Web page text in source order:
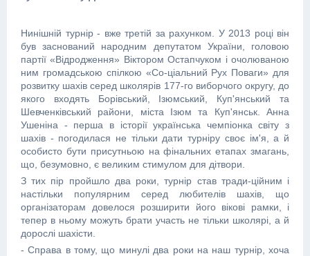
Нинішній турнір - вже третій за рахунком. У 2013 році він
був заснований народним депутатом України, головою
партії «Відродження» Віктором Остапчуком і очолюваною
ним громадською спілкою «Со-ціальний Рух Поваги» для
розвитку шахів серед школярів 177-го виборчого округу, до
якого входять Борівський, Ізюмський, Куп'янський та
Шевченківський райони, міста Ізюм та Куп'янськ. Анна
Ушеніна - перша в історії українська чемпіонка світу з
шахів - погодилася не тільки дати турніру своє ім'я, а й
особисто бути присутньою на фінальних етапах змагань,
що, безумовно, є великим стимулом для дітвори.
З тих пір пройшло два роки, турнір став тради-ційним і
настільки популярним серед любителів шахів, що
організаторам довелося розширити його вікові рамки, і
тепер в ньому можуть брати участь не тільки школярі, а й
дорослі шахісти.
- Справа в тому, що минулі два роки на наш турнір, хоча